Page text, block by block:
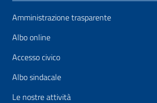
Amministrazione trasparente
Albo online
Accesso civico
Albo sindacale
Le nostre attività